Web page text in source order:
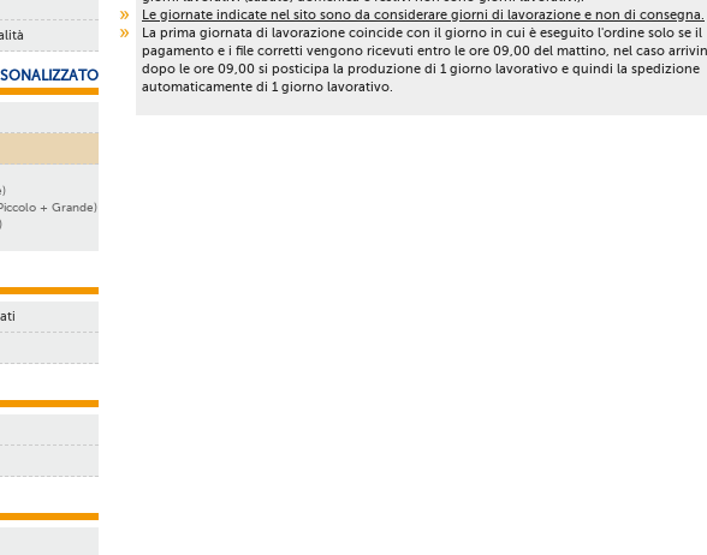
+ Grande)
Le giornate indicate nel sito sono da considerare giorni di lavorazione e non di consegna.
La prima giornata di lavorazione coincide con il giorno in cui è eseguito l'ordine solo se il
pagamento e i file corretti vengono ricevuti entro le ore 09,00 del mattino, nel caso
dopo le ore 09,00 si posticipa la produzione di 1 giorno lavorativo e quindi la spedizione
automaticamente di 1 giorno lavorativo.